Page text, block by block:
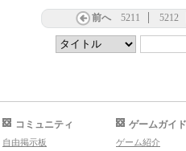
前へ 5211 5212
コミュニティ
自由掲示板
ゲームガイド
ゲーム紹介